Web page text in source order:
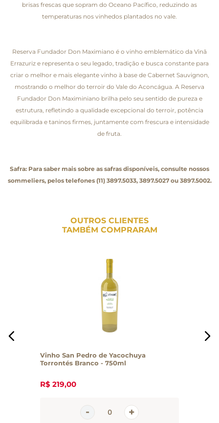
brisas frescas que sopram do Oceano Pacífico, reduzindo as
temperaturas nos vinhedos plantados no vale.
Reserva Fundador Don Maximiano é o vinho emblemático da Vinã
Errazuriz e representa o seu legado, tradição e busca constante para
criar o melhor e mais elegante vinho à base de Cabernet Sauvignon,
mostrando o melhor do terroir do Vale do Aconcágua. A Reserva
Fundador Don Maximiniano brilha pelo seu sentido de pureza e
estrutura, refletindo a qualidade excepcional do terroir, potência
equilibrada e taninos firmes, juntamente com frescura e intensidade
de fruta.
Safra: Para saber mais sobre as safras disponíveis, consulte nossos
sommeliers, pelos telefones (11) 3897.5033, 3897.5027 ou 3897.5002.
OUTROS CLIENTES
TAMBÉM COMPRARAM
Vinho San Pedro de Yacochuya
Torrontés Branco - 750ml
R$ 219,00